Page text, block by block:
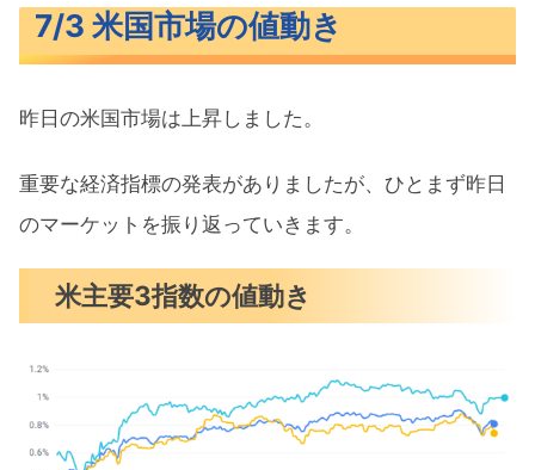
米主要3指数の値動き
S&P500ヒートマップ
セクター別パフォーマンス
S&P500チャート分析
米国市場のトピックス
6月の雇用は伸びが加速、失業率は低下
サービス業の景気はわずかに拡大
7月の注目イベントについて
7/3 米国市場の値動き
昨日の米国市場は上昇しました。
重要な経済指標の発表がありましたが、ひとまず昨日
のマーケットを振り返っていきます。
米主要3指数の値動き